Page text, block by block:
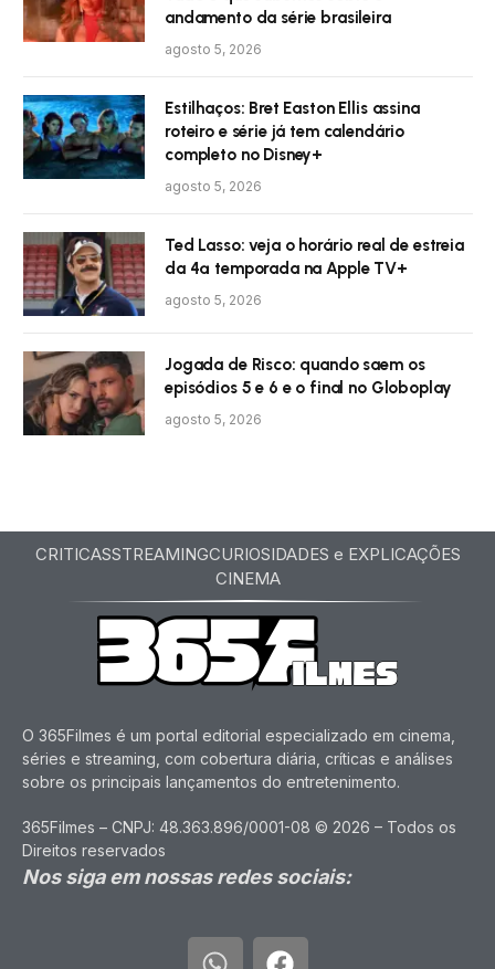
andamento da série brasileira
agosto 5, 2026
Estilhaços: Bret Easton Ellis assina
roteiro e série já tem calendário
completo no Disney+
agosto 5, 2026
Ted Lasso: veja o horário real de estreia
da 4ª temporada na Apple TV+
agosto 5, 2026
Jogada de Risco: quando saem os
episódios 5 e 6 e o final no Globoplay
agosto 5, 2026
CRITICASSTREAMINGCURIOSIDADES e EXPLICAÇÕES
CINEMA
O 365Filmes é um portal editorial especializado em cinema,
séries e streaming, com cobertura diária, críticas e análises
sobre os principais lançamentos do entretenimento.
365Filmes – CNPJ: 48.363.896/0001-08 © 2026 – Todos os
Direitos reservados
Nos siga em nossas redes sociais: